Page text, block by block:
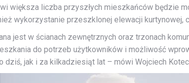
większa liczba przyszłych mieszkańców będzie
wykorzystanie przeszklonej elewacji
jest w ścianach zewnętrznych oraz trzonach
do potrzeb użytkowników i możliwość
dziś, jak i za kilkadziesiąt lat – mówi Wojciech